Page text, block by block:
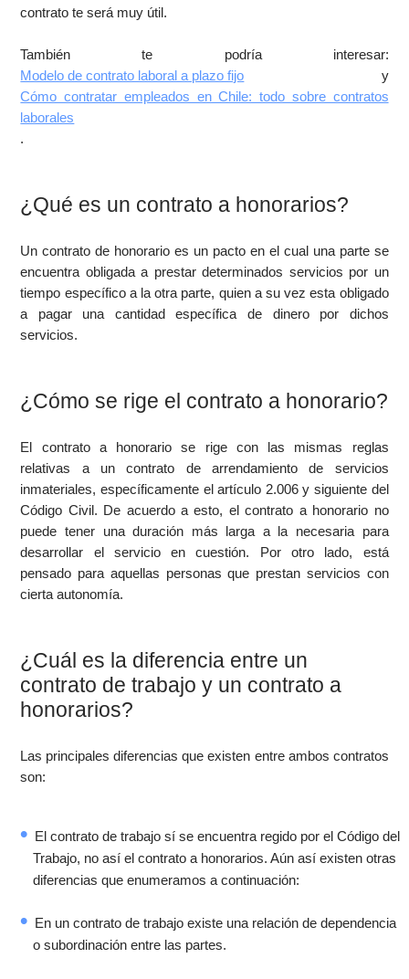
contrato te será muy útil.
También te podría interesar:
Modelo de contrato laboral a plazo fijo y
Cómo contratar empleados en Chile: todo sobre contratos
laborales
.
¿Qué es un contrato a honorarios?
Un contrato de honorario es un pacto en el cual una parte se
encuentra obligada a prestar determinados servicios por un
tiempo específico a la otra parte, quien a su vez esta obligado
a pagar una cantidad específica de dinero por dichos
servicios.
¿Cómo se rige el contrato a honorario?
El contrato a honorario se rige con las mismas reglas
relativas a un contrato de arrendamiento de servicios
inmateriales, específicamente el artículo 2.006 y siguiente del
Código Civil. De acuerdo a esto, el contrato a honorario no
puede tener una duración más larga a la necesaria para
desarrollar el servicio en cuestión. Por otro lado, está
pensado para aquellas personas que prestan servicios con
cierta autonomía.
¿Cuál es la diferencia entre un
contrato de trabajo y un contrato a
honorarios?
Las principales diferencias que existen entre ambos contratos
son:
El contrato de trabajo sí se encuentra regido por el Código del
Trabajo, no así el contrato a honorarios. Aún así existen otras
diferencias que enumeramos a continuación:
En un contrato de trabajo existe una relación de dependencia
o subordinación entre las partes.